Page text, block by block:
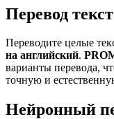
Перевод
Переводите целые
на английский.
варианты перевода,
точную и
Нейронный